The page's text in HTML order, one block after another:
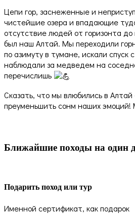
Цепи гор, заснеженные и
чистейшие озера и впадающие
отсутствие людей от горизонта
был наш Алтай. Мы переходили
по азимуту в тумане, искали спуск
наблюдали за медведем на
перечислишь
Сказать, что мы влюбились в
преуменьшить сонм наших эмоций!
Ближайшие походы на один
Подарить поход или тур
Именной сертификат, как подарок